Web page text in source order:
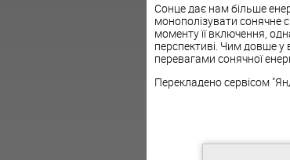
Сонце дає нам більше
монополізувати сонячне
моменту її включення,
перспективі. Чим довше у
перевагами сонячної
Перекладено сервісом